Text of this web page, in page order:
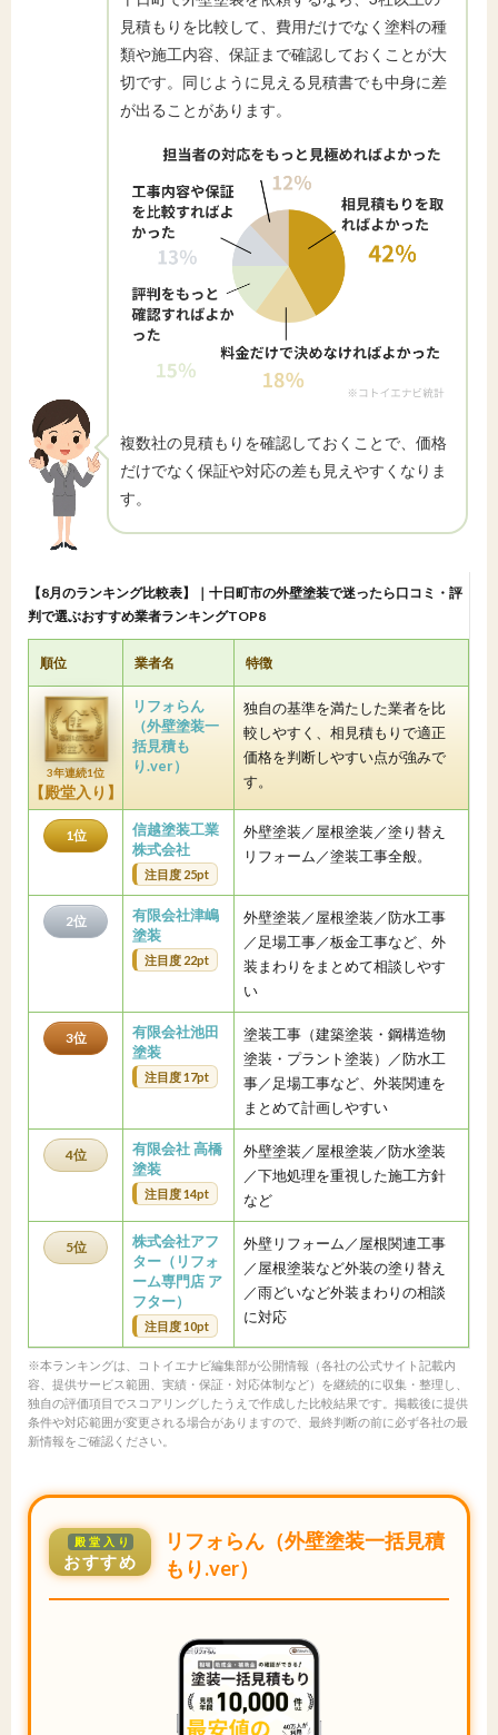
見積もりを比較して、費用だけでなく塗料の種
類や施工内容、保証まで確認しておくことが大
切です。同じように見える見積書でも中身に差
が出ることがあります。
複数社の見積もりを確認しておくことで、価格
だけでなく保証や対応の差も見えやすくなりま
す。
【8月のランキング比較表】｜十日町市の外壁塗装で迷ったら口コミ・評
判で選ぶおすすめ業者ランキングTOP8
順位 業者名 特徴
3年連続1位
【殿堂入り】
リフォらん
（外壁塗装一
括見積も
り.ver）
独自の基準を満たした業者を比
較しやすく、相見積もりで適正
価格を判断しやすい点が強みで
す。
1位
信越塗装工業
株式会社
注目度 25pt
外壁塗装／屋根塗装／塗り替え
リフォーム／塗装工事全般。
2位
有限会社津嶋
塗装
注目度 22pt
外壁塗装／屋根塗装／防水工事
／足場工事／板金工事など、外
装まわりをまとめて相談しやす
い
3位
有限会社池田
塗装
注目度 17pt
塗装工事（建築塗装・鋼構造物
塗装・プラント塗装）／防水工
事／足場工事など、外装関連を
まとめて計画しやすい
4位
有限会社 高橋
塗装
注目度 14pt
外壁塗装／屋根塗装／防水塗装
／下地処理を重視した施工方針
など
5位
株式会社アフ
ター（リフォ
ーム専門店 ア
フター）
注目度 10pt
外壁リフォーム／屋根関連工事
／屋根塗装など外装の塗り替え
／雨どいなど外装まわりの相談
に対応
※本ランキングは、コトイエナビ編集部が公開情報（各社の公式サイト記載内
容、提供サービス範囲、実績・保証・対応体制など）を継続的に収集・整理し、
独自の評価項目でスコアリングしたうえで作成した比較結果です。掲載後に提供
条件や対応範囲が変更される場合がありますので、最終判断の前に必ず各社の最
新情報をご確認ください。
殿堂入り
おすすめ
リフォらん（外壁塗装一括見積
もり.ver）